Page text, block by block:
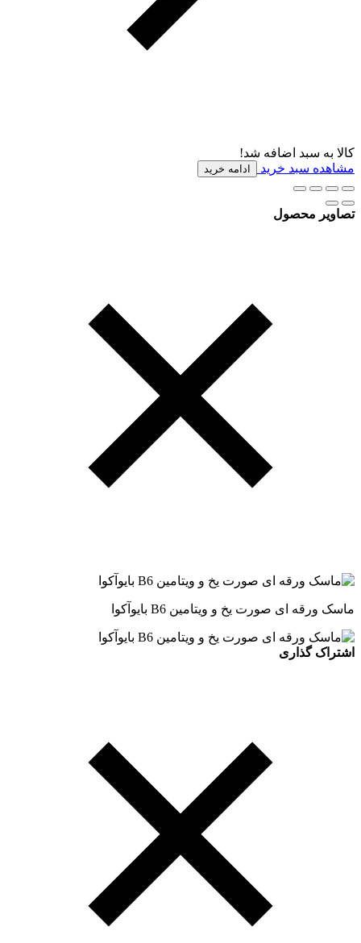
کالا به سبد اضافه شد!
مشاهده سبد خرید
ادامه خرید
تصاویر محصول
ماسک ورقه ای صورت یخ و ویتامین B6 بایوآکوا
اشتراک گذاری